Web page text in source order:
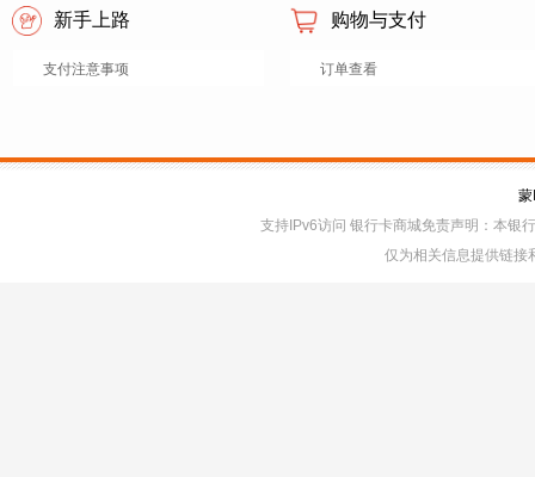
新手上路
支付注意事项
购物与支付
订单查看
支持IPv6访问 银行卡商城免责声明：本银
仅为相关信息提供链接